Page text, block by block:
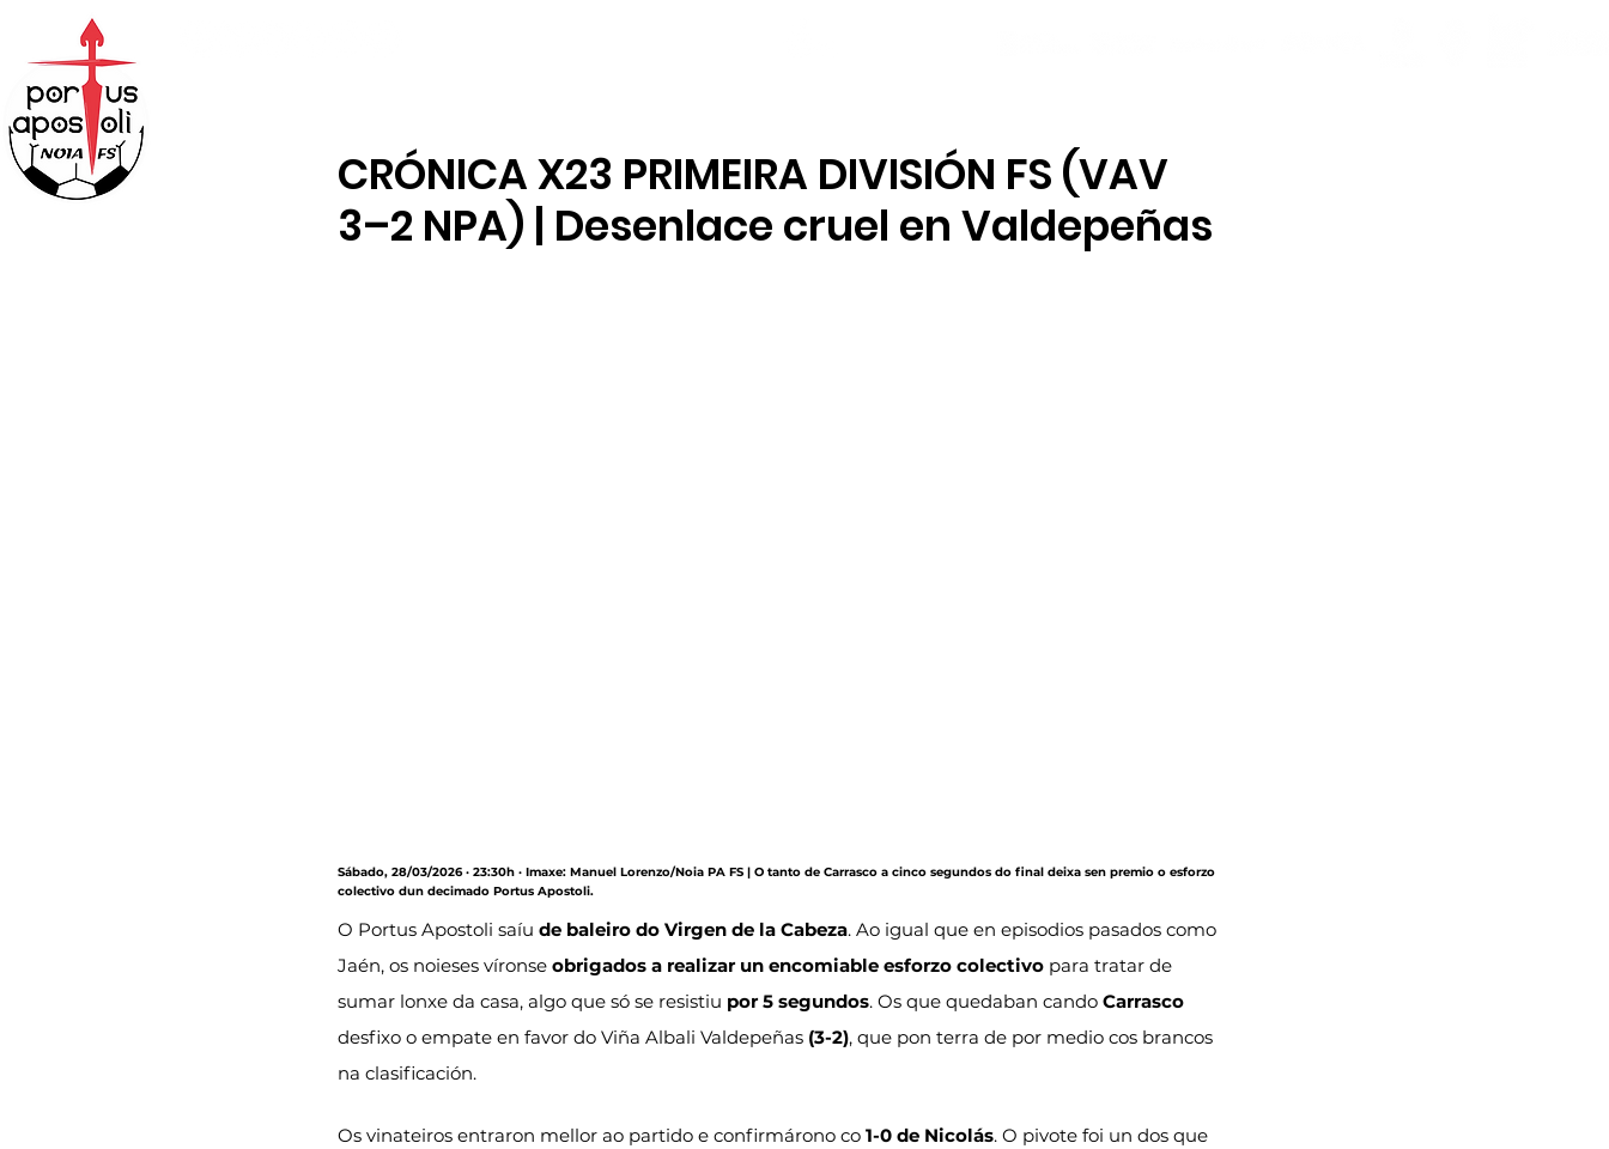
CRÓNICA X23 PRIMEIRA DIVISIÓN FS (VAV
3–2 NPA) | Desenlace cruel en Valdepeñas
Sábado, 28/03/2026 · 23:30h · Imaxe: Manuel Lorenzo/Noia PA FS | O tanto de Carrasco a cinco segundos do final deixa sen premio o esforzo
colectivo dun decimado Portus Apostoli.
O Portus Apostoli saíu de baleiro do Virgen de la Cabeza. Ao igual que en episodios pasados como
Jaén, os noieses víronse obrigados a realizar un encomiable esforzo colectivo para tratar de
sumar lonxe da casa, algo que só se resistiu por 5 segundos. Os que quedaban cando Carrasco
desfixo o empate en favor do Viña Albali Valdepeñas (3-2), que pon terra de por medio cos brancos
na clasificación.
Os vinateiros entraron mellor ao partido e confirmárono co 1-0 de Nicolás. O pivote foi un dos que